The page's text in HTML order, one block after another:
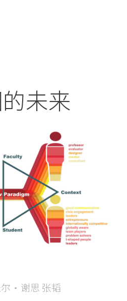
未来
・谢思 张韬